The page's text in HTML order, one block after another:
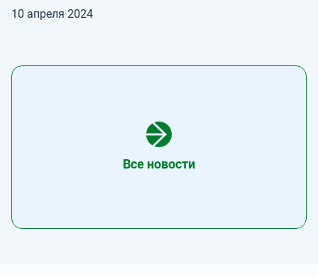
10 апреля 2024
Все новости